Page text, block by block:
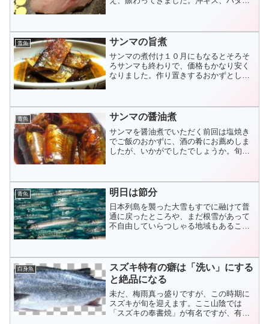
底引きで上がってきます...
青魚 サンマの旨煮
サンマの煮付け１０月にもなるとそろそ
ろサンマも終わりで、価格もかなり安く
なりました。作り置きするおかずとして
が、それでも煮付けると...
青魚 サンマの醤油煮
サンマを醤油煮でいただく前回は塩焼き
でご飯のおかずに、酒の肴にお薦めしま
したが、いかがでしたでしょうか。旬の
の鮮度が命です。どん...
青魚 明日は節分
日本列島を襲った大雪もすでに融けて普
通に戻ったところや、まだ根雪があって
不自由していらつしゃる地域もあること
たと思っていたらもう...
白身魚
スズキ特有の癖は「洗い」にする
と絶品になる
未だ、梅雨真っ盛りですが、この時期に
スズキが旬を迎えます。ここ山陰では
「スズキの奉書焼」が有名ですが、有名